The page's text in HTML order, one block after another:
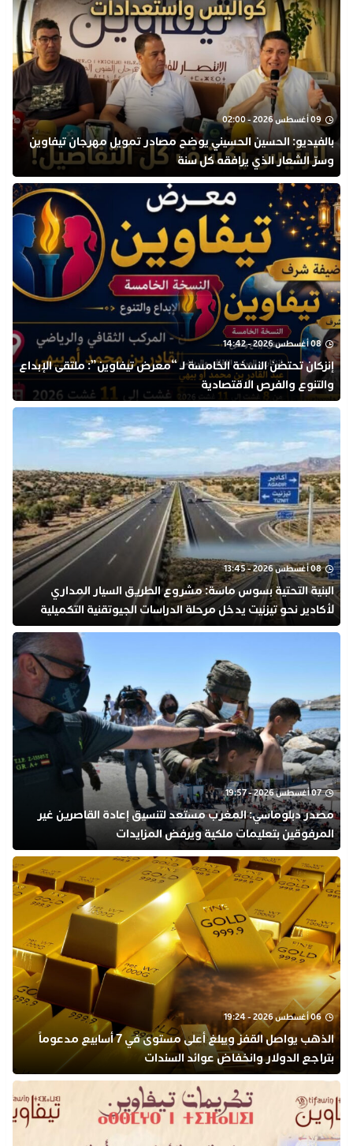
09 أغسطس 2026 - 02:00
بالفيديو: الحسين الحسيني يوضح مصادر تمويل مهرجان تيفاوين
وسرّ الشعار الذي يرافقه كل سنة
08 أغسطس 2026 - 14:42
إنزكان تحتضن النسخة الخامسة لـ “معرض تيفاوين”: ملتقى الإبداع
والتنوع والفرص الاقتصادية
08 أغسطس 2026 - 13:45
البنية التحتية بسوس ماسة: مشروع الطريق السيار المداري
لأكادير نحو تيزنيت يدخل مرحلة الدراسات الجيوتقنية التكميلية
07 أغسطس 2026 - 19:57
مصدر دبلوماسي: المغرب مستعد لتنسيق إعادة القاصرين غير
المرفوقين بتعليمات ملكية ويرفض المزايدات
06 أغسطس 2026 - 19:24
الذهب يواصل القفز ويبلغ أعلى مستوى في 7 أسابيع مدعوماً
بتراجع الدولار وانخفاض عوائد السندات